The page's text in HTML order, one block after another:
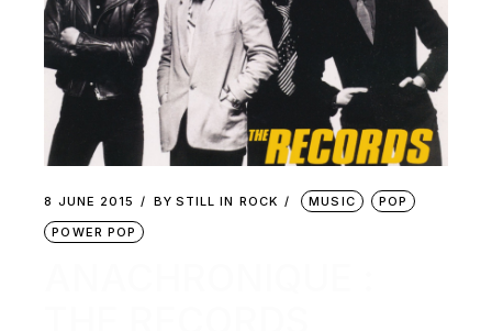
8 JUNE 2015 BY STILL IN ROCK MUSIC
POP
POWER POP